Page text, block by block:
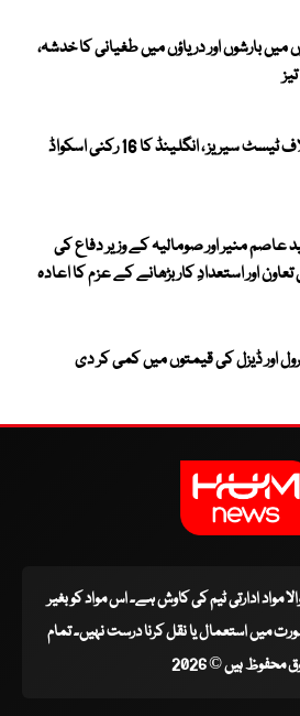
گھنٹوں میں بارشوں اور دریاؤں میں طغیانی کا خدشہ،
پاکستان کیخلاف ٹیسٹ سیریز ، انگلینڈ کا 16 رکنی اسکواڈ
عاصم منیر اور صومالیہ کے وزیر دفاع کی
اور استعدادِ کار بڑھانے کے عزم کا اعادہ
اور ڈیزل کی قیمتوں میں کمی کر دی
مواد ادارتی ٹیم کی کاوش ہے۔ اس مواد کو بغیر
میں استعمال یا نقل کرنا درست نہیں۔ تمام
محفوظ ہیں © 2026